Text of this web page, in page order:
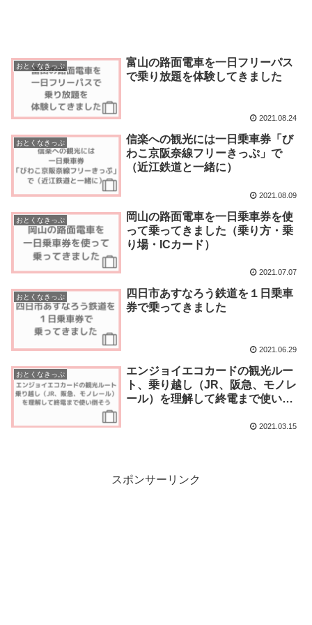
おとくなきっぷ
富山の路面電車を一日フリーパス
で乗り放題を体験してきました
2021.08.24
おとくなきっぷ
信楽への観光には一日乗車券「び
わこ京阪奈線フリーきっぷ」で
（近江鉄道と一緒に）
2021.08.09
おとくなきっぷ
岡山の路面電車を一日乗車券を使
って乗ってきました（乗り方・乗
り場・ICカード）
2021.07.07
おとくなきっぷ
四日市あすなろう鉄道を１日乗車
券で乗ってきました
2021.06.29
おとくなきっぷ
エンジョイエコカードの観光ルー
ト、乗り越し（JR、阪急、モノレ
ール）を理解して終電まで使い倒
2021.03.15
スポンサーリンク